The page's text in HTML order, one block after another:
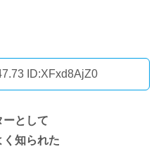
ID:XFxd8AjZ0
ーとして
く知られた